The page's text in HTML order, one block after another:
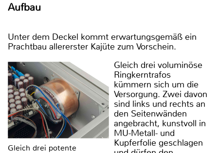
Aufbau
Unter dem Deckel kommt erwartungsgemäß ein
Prachtbau allererster Kajüte zum Vorschein.
Gleich drei potente
Gleich drei voluminöse
Ringkerntrafos
kümmern sich um die
Versorgung. Zwei davon
sind links und rechts an
den Seitenwänden
angebracht, kunstvoll in
MU-Metall- und
Kupferfolie geschlagen